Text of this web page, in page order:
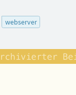
webserver